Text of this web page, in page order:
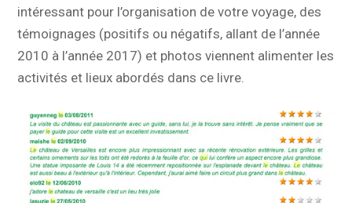
intéressant pour l’organisation de votre voyage, des
témoignages (positifs ou négatifs, allant de l’année
2010 à l’année 2017) et photos viennent alimenter les
activités et lieux abordés dans ce livre.